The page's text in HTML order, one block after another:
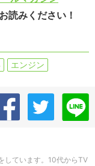
読みください！
エンジン
しています。10代からTV